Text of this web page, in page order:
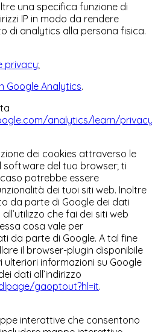
una specifica funzione di
IP in modo da rendere
di analytics alla persona fisica.
privacy;
Google Analytics.
analytics/learn/
dei cookies attraverso le
del tuo browser; ti
potrebbe essere
dei tuoi siti web. Inoltre
da parte di Google dei dati
che fai dei siti web
cosa vale per
da parte di Google. A tal fine
il browser-plugin disponibile
ulteriori informazioni su Google
dati all’indirizzo
gaoptout?hl=it.
interattive che consentono